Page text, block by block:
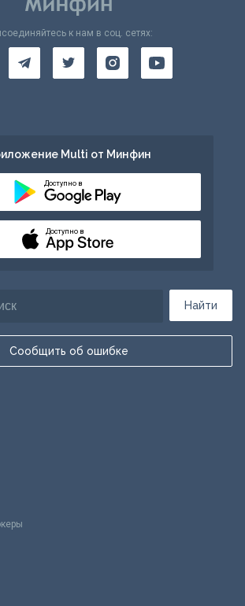
Найти
Сообщить об ошибке
к нам в соц. сетях:
Multi от Минфин
Доступно в
Доступно в